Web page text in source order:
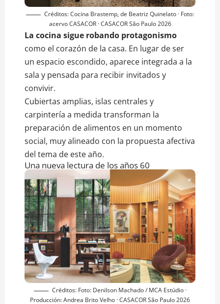
Créditos: Cocina Brastemp, de Beatriz Quinelato · Foto:
acervo CASACOR · CASACOR São Paulo 2026
La cocina sigue robando protagonismo
como el corazón de la casa. En lugar de ser
un espacio escondido, aparece integrada a la
sala y pensada para recibir invitados y
convivir.
Cubiertas amplias, islas centrales y
carpintería a medida transforman la
preparación de alimentos en un momento
social, muy alineado con la propuesta afectiva
del tema de este año.
Una nueva lectura de los años 60
Créditos: Foto: Denilson Machado / MCA Estúdio ·
Producción: Andrea Brito Velho · CASACOR São Paulo 2026